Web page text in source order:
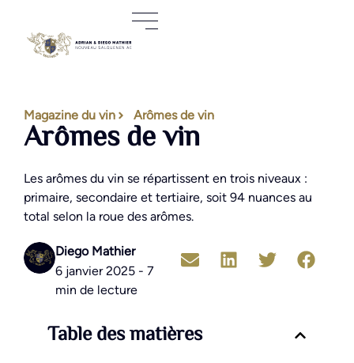
Magazine du vin Arômes de vin
Arômes de vin
Les arômes du vin se répartissent en trois niveaux :
primaire, secondaire et tertiaire, soit 94 nuances au
total selon la roue des arômes.
Diego Mathier
6 janvier 2025 - 7
min de lecture
Table des matières